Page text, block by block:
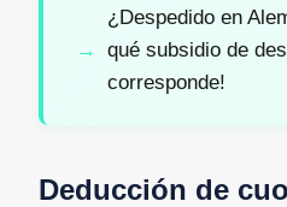
¿Despedido en
qué subsidio de
corresponde!
Deducción de